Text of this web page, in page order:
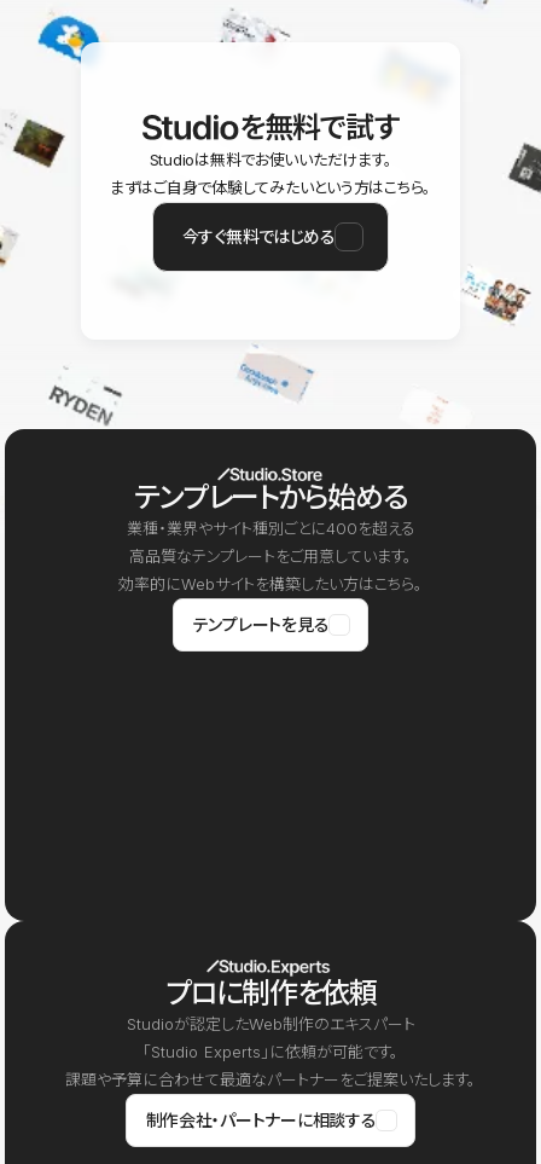
を無料で試す
Studioは無料でお使いいただけます。
まずはご自身で体験してみたいという方はこちら。
今すぐ無料ではじめる
テンプレートから始める
業種・業界やサイト種別ごとに400を超える
高品質なテンプレートをご用意しています。
効率的にWebサイトを構築したい方はこちら。
テンプレートを見る
プロに制作を依頼
Studioが認定したWeb制作のエキスパート
「Studio Experts」に依頼が可能です。
課題や予算に合わせて最適なパートナーをご提案いたします。
制作会社・パートナーに相談する